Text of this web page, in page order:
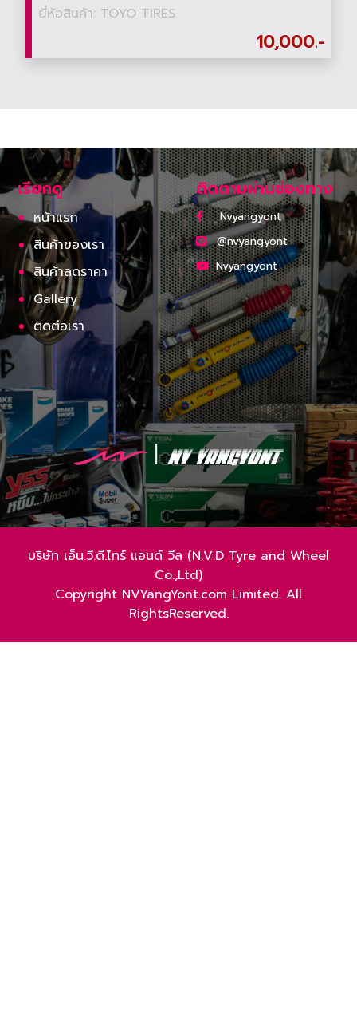
ยี่ห้อสินค้า: TOYO TIRES
10,000.-
เรียกดู
หน้าแรก
สินค้าของเรา
สินค้าลดราคา
Gallery
ติดต่อเรา
ติดตามผ่านช่องทาง
Nvyangyont
@nvyangyont
Nvyangyont
บริษัท เอ็น.วี.ดี.ไทร์ แอนด์ วีล (N.V.D Tyre and Wheel
Co.,Ltd)
Copyright NVYangYont.com Limited. All
RightsReserved.